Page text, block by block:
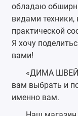
обладаю
видами техники,
практической
Я хочу
вами!
«ДИМА
вам выбрать и
именно вам.